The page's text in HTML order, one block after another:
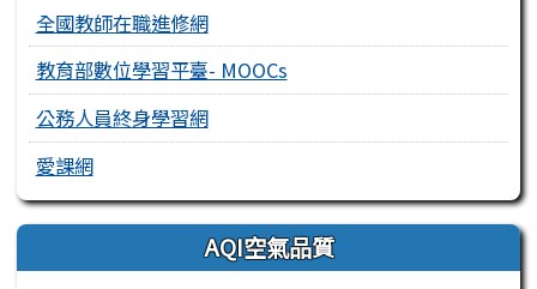
全國教師在職進修網
教育部數位學習平臺- MOOCs
公務人員終身學習網
愛課網
AQI空氣品質